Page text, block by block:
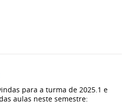
para a turma de 2025.1 e
aulas neste semestre: